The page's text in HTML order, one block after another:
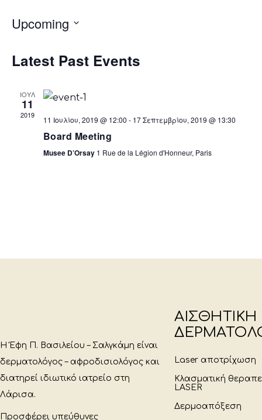
Upcoming
Latest Past Events
ΙΟΎΛ
11
2019 11 Ιουλίου, 2019 @ 12:00 - 17 Σεπτεμβρίου, 2019 @ 13:30
Board Meeting
Musee D’Orsay 1 Rue de la Légion d'Honneur, Paris
Η Έφη Π. Βασιλείου – Σαλγκάμη είναι
δερματολόγος – αφροδισιολόγος και
διατηρεί ιδιωτικό ιατρείο στη
Λάρισα.
Προσφέρει υπεύθυνες
ΑΙΣΘΗΤΙΚΗ
Laser αποτρίχωση
Κλασματική
LASER
Δερμοαπόξεση